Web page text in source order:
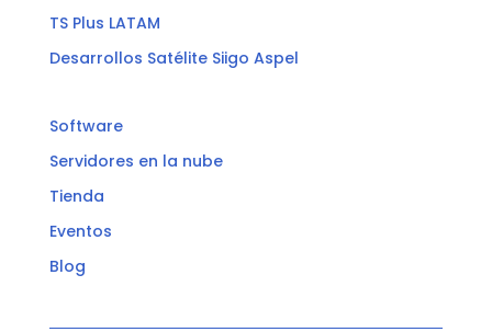
TS Plus LATAM
Desarrollos Satélite Siigo Aspel
Software
Servidores en la nube
Tienda
Eventos
Blog